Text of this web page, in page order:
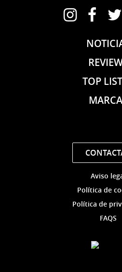
TOP
Aviso
Política de
Política de
FAQS